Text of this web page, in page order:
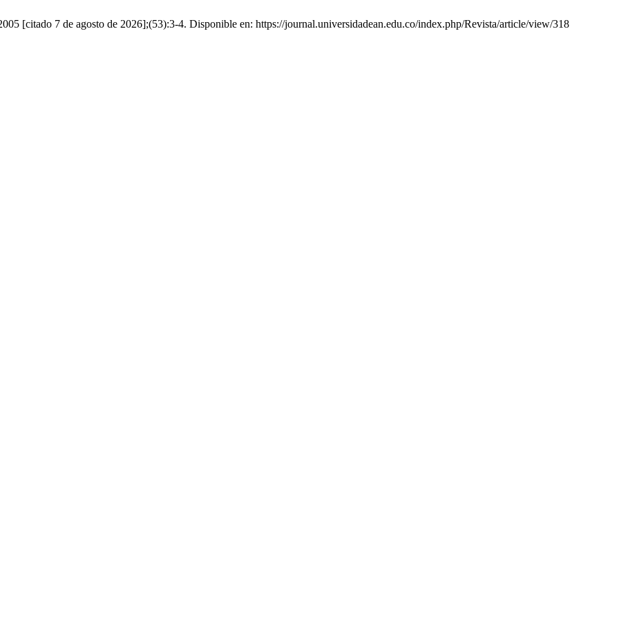
[citado 7 de agosto de 2026];(53):3-4. Disponible en: https://journal.universidadean.edu.co/index.php/Revista/article/view/318